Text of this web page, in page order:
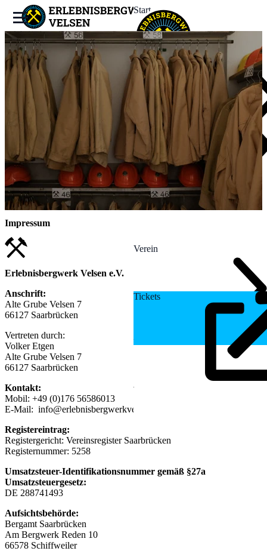
Start
Bergwerk
Erleben
Termine
News
Verein
Tickets
Impressum
Erlebnisbergwerk Velsen e.V.
Anschrift:
Alte Grube Velsen 7
66127 Saarbrücken
Vertreten durch:
Volker Etgen
Alte Grube Velsen 7
66127 Saarbrücken
Kontakt:
Mobil: +49 (0)176 56586013
E-Mail: info@erlebnisbergwerkvelsen.de
Registereintrag:
Registergericht: Vereinsregister Saarbrücken
Registernummer: 5258
Umsatzsteuer-Identifikationsnummer gemäß §27a
Umsatzsteuergesetz:
DE 288741493
Aufsichtsbehörde:
Bergamt Saarbrücken
Am Bergwerk Reden 10
66578 Schiffweiler